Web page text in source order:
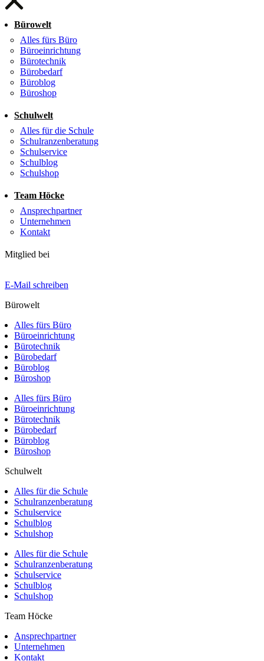
Bürowelt
Alles fürs Büro
Büroeinrichtung
Bürotechnik
Bürobedarf
Büroblog
Büroshop
Schulwelt
Alles für die Schule
Schulranzenberatung
Schulservice
Schulblog
Schulshop
Team Höcke
Ansprechpartner
Unternehmen
Kontakt
Mitglied bei
E-Mail schreiben
Bürowelt
Alles fürs Büro
Büroeinrichtung
Bürotechnik
Bürobedarf
Büroblog
Büroshop
Alles fürs Büro
Büroeinrichtung
Bürotechnik
Bürobedarf
Büroblog
Büroshop
Schulwelt
Alles für die Schule
Schulranzenberatung
Schulservice
Schulblog
Schulshop
Alles für die Schule
Schulranzenberatung
Schulservice
Schulblog
Schulshop
Team Höcke
Ansprechpartner
Unternehmen
Kontakt